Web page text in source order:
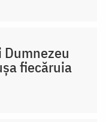
fiecăruia